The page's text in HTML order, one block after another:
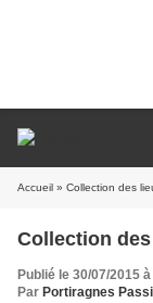
Accueil » Collection des
Collection
Publié le 30/07/2015
Par Portiragnes